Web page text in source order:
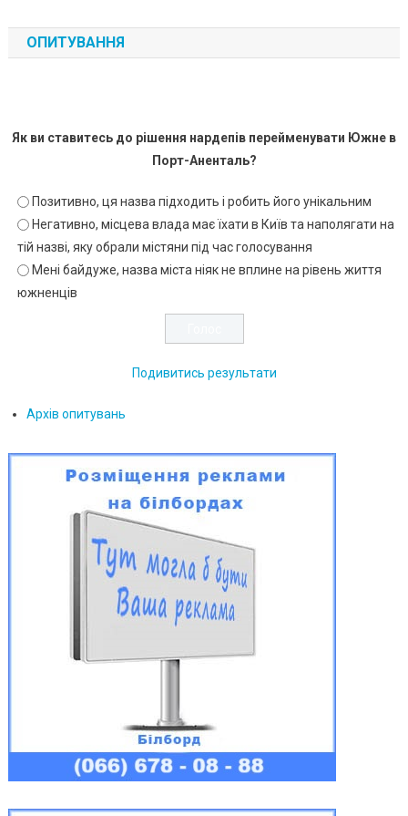
ОПИТУВАННЯ
Як ви ставитесь до рішення нардепів перейменувати Южне в
Порт-Аненталь?
Позитивно, ця назва підходить і робить його унікальним
Негативно, місцева влада має їхати в Київ та наполягати на
тій назві, яку обрали містяни під час голосування
Мені байдуже, назва міста ніяк не вплине на рівень життя
южненців
Подивитись результати
Архів опитувань